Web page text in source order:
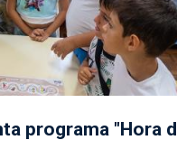
programa "Hora